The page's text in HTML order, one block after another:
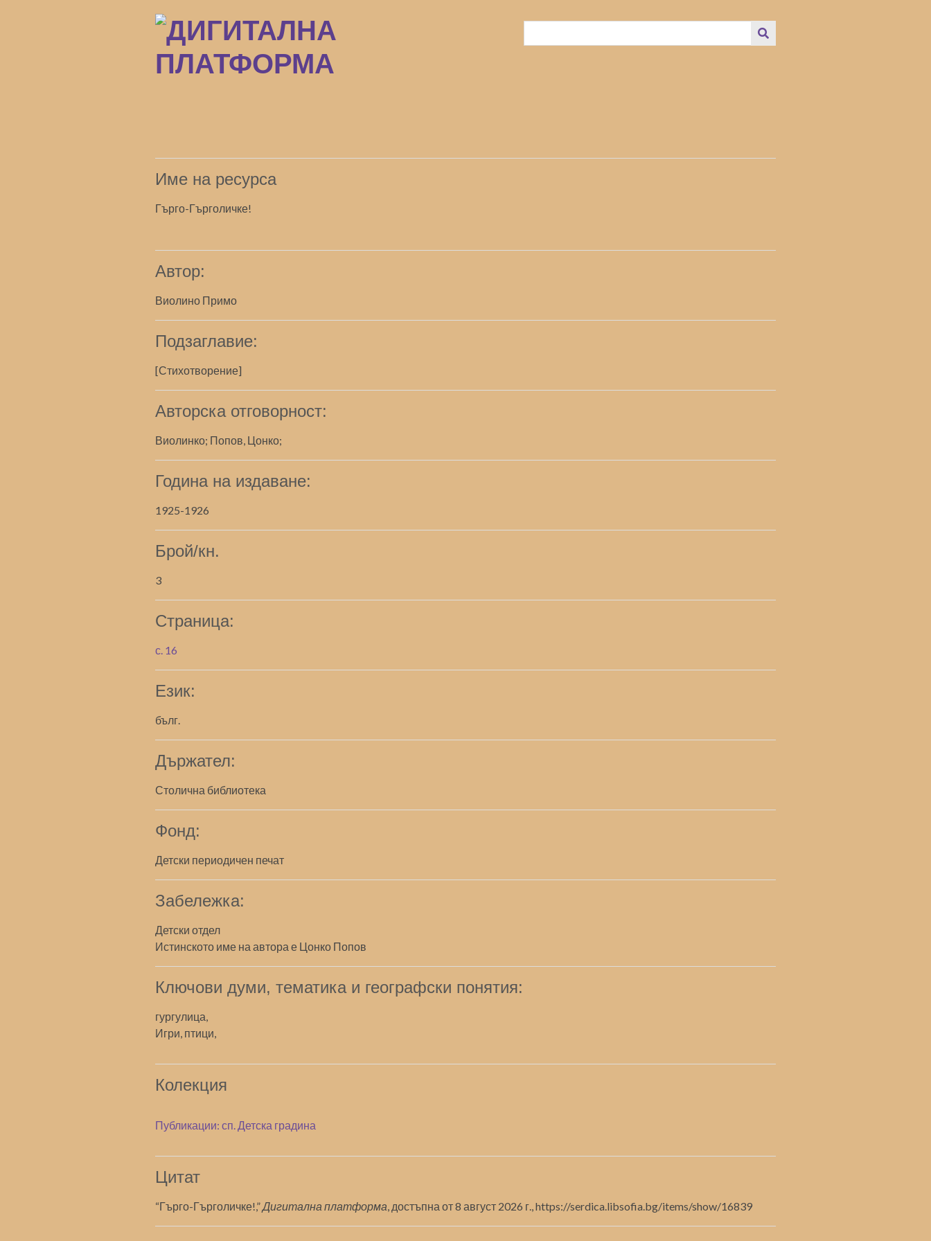
Име на ресурса
Гърго-Гърголичке!
Автор:
Виолино Примо
Подзаглавие:
[Стихотворение]
Авторска отговорност:
Виолинко; Попов, Цонко;
Година на издаване:
1925-1926
Брой/кн.
3
Страница:
с. 16
Език:
бълг.
Държател:
Столична библиотека
Фонд:
Детски периодичен печат
Забележка:
Детски отдел
Истинското име на автора е Цонко Попов
Ключови думи, тематика и географски понятия:
гургулица,
Игри, птици,
Колекция
Публикации: сп. Детска градина
Цитат
“Гърго-Гърголичке!,”Дигитална платформа, достъпна от 8 август 2026 г.,https://serdica.libsofia.bg/items/show/16839